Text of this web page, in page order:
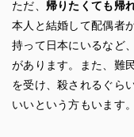
ただ、 帰りたくても帰
本人と結婚して配偶者
持って日本にいるなど
があります。また、難
を受け、殺されるぐら
いいという方もいます。